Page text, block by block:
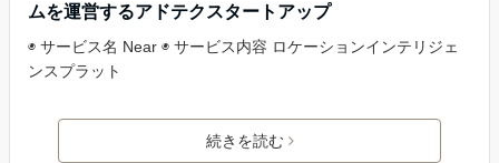
ムを運営するアドテクスタートアップ
◉ サービス名 Near ◉ サービス内容 ロケーションインテリジェ
ンスプラット
続きを読む